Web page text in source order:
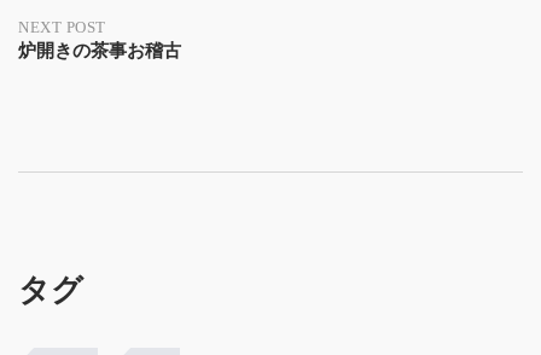
NEXT POST
炉開きの茶事お稽古
タグ